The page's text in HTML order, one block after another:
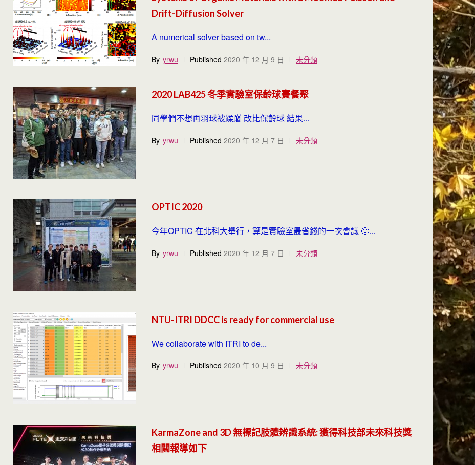
Drift-Diffusion Solver
A numerical solver based on tw...
By yrwu Published 2020 年 12 月 9 日 未分類
2020 LAB425 冬季實驗室保齡球賽餐聚
同學們不想再羽球被蹂躪 改比保齡球 結果...
By yrwu Published 2020 年 12 月 7 日 未分類
OPTIC 2020
今年OPTIC 在北科大舉行，算是實驗室最省錢的一次會議 🙂...
By yrwu Published 2020 年 12 月 7 日 未分類
NTU-ITRI DDCC is ready for commercial use
We collaborate with ITRI to de...
By yrwu Published 2020 年 10 月 9 日 未分類
KarmaZone and 3D 無標記肢體辨識系統: 獲得科技部未來科技獎
相關報導如下